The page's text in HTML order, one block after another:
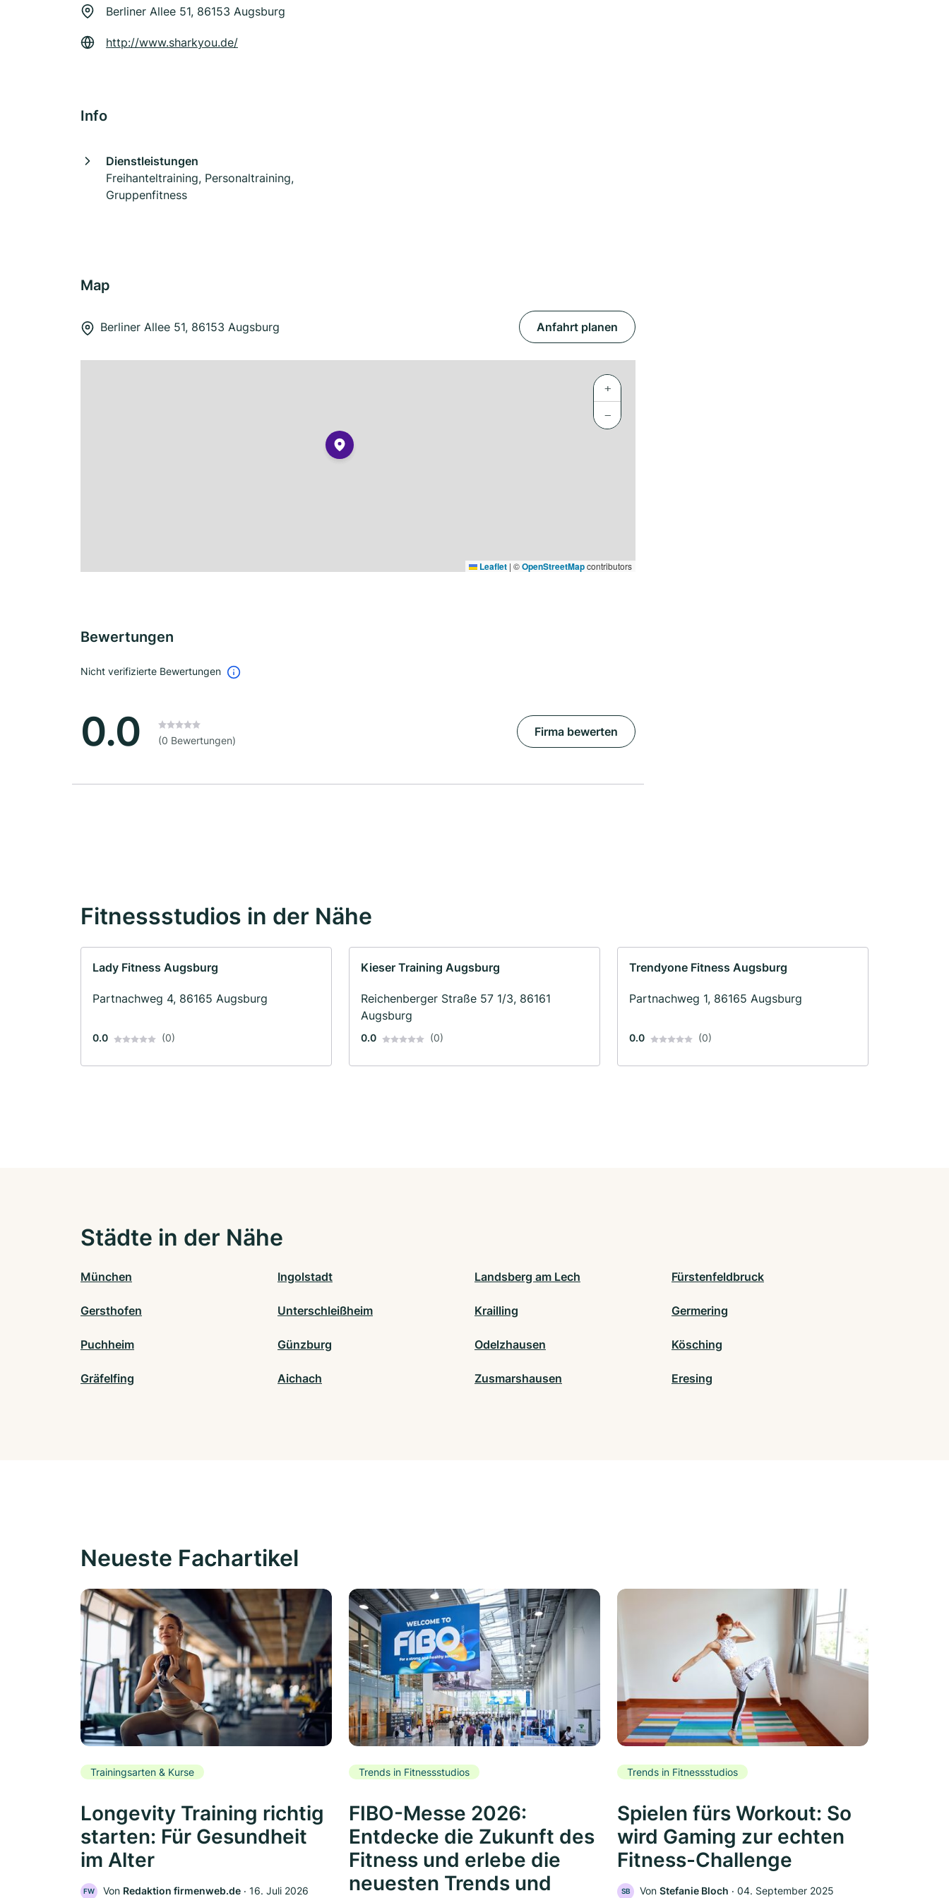
Berliner Allee 51, 86153 Augsburg
http://www.sharkyou.de/
Info
Dienstleistungen
Freihanteltraining, Personaltraining,
Gruppenfitness
Map
Berliner Allee 51, 86153 Augsburg Anfahrt planen
+
−
Leaflet | ©OpenStreetMapcontributors
Bewertungen
Nicht verifizierte Bewertungen
0.0 (0 Bewertungen)
Firma bewerten
Fitnessstudios in der Nähe
Lady Fitness Augsburg
Partnachweg 4, 86165 Augsburg
0.0 (0)
Kieser Training Augsburg
Reichenberger Straße 57 1/3, 86161
Augsburg
0.0 (0)
Trendyone Fitness Augsburg
Partnachweg 1, 86165 Augsburg
0.0 (0)
Städte in der Nähe
München Ingolstadt Landsberg am Lech Fürstenfeldbruck
Gersthofen Unterschleißheim Krailling Germering
Puchheim Günzburg Odelzhausen Kösching
Gräfelfing Aichach Zusmarshausen Eresing
Neueste Fachartikel
Trainingsarten & Kurse
Longevity Training richtig
starten: Für Gesundheit
im Alter
FW Von Redaktion firmenweb.de ‧ 16. Juli 2026
Trends in Fitnessstudios
FIBO-Messe 2026:
Entdecke die Zukunft des
Fitness und erlebe die
neuesten Trends und
Trends in Fitnessstudios
Spielen fürs Workout: So
wird Gaming zur echten
Fitness-Challenge
SB Von Stefanie Bloch ‧ 04. September 2025